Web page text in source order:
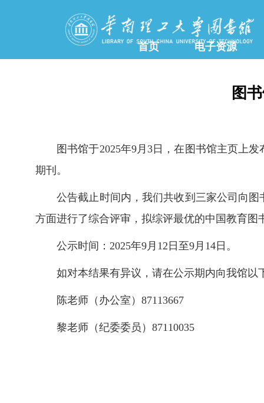
首页 电子资源
图
图书馆于2025年9月3日，在图书馆主页上
期刊。
公告截止时间内，我们共收到三家公司向
方面进行了综合评审，拟综评最优的中国教育图
公示时间：2025年9月12日至9月14日。
如对本结果有异议，请在公示期内向我馆
陈老师（办公室）87113667
黎老师（纪委委员）87110035